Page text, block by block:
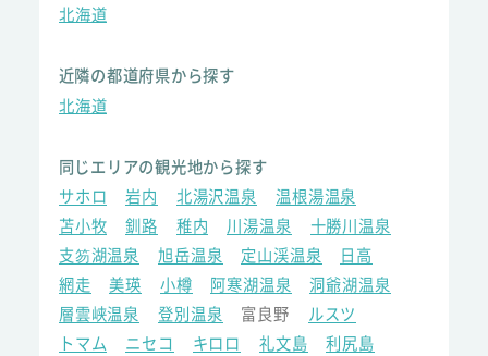
北海道
近隣の都道府県から探す
北海道
同じエリアの観光地から探す
サホロ
岩内 北湯沢温泉
温根湯温泉
苫小牧
釧路 稚内 川湯温泉
十勝川温泉
支笏湖温泉
旭岳温泉 定山渓温泉
日高
網走
美瑛 小樽 阿寒湖温泉
洞爺湖温泉
層雲峡温泉
登別温泉 富良野
ルスツ
トマム
ニセコ キロロ 礼文島
利尻島